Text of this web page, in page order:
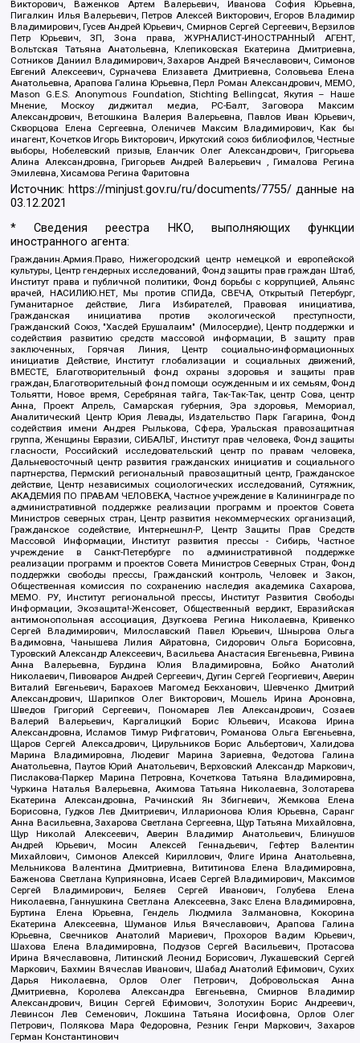
Викторович, Важенков Артем Валерьевич, Иванова София Юрьевна,
Пигалкин Илья Валерьевич, Петров Алексей Викторович, Егоров Владимир
Владимирович, Гусев Андрей Юрьевич, Смирнов Сергей Сергеевич, Верзилов
Петр Юрьевич, ЗП, Зона права, ЖУРНАЛИСТ-ИНОСТРАННЫЙ АГЕНТ,
Вольтская Татьяна Анатольевна, Клепиковская Екатерина Дмитриевна,
Сотников Даниил Владимирович, Захаров Андрей Вячеславович, Симонов
Евгений Алексеевич, Сурначева Елизавета Дмитриевна, Соловьева Елена
Анатольевна, Арапова Галина Юрьевна, Перл Роман Александрович, МЕМО,
Mason G.E.S. Anonymous Foundation, Stichting Bellingcat, Якутия – Наше
Мнение, Москоу диджитал медиа, РС-Балт, Заговора Максим
Александрович, Ветошкина Валерия Валерьевна, Павлов Иван Юрьевич,
Скворцова Елена Сергеевна, Оленичев Максим Владимирович, Как бы
инагент, Кочетков Игорь Викторович, Иркутский союз библиофилов, Честные
выборы, Нобелевский призыв, Еланчик Олег Александрович, Григорьева
Алина Александровна, Григорьев Андрей Валерьевич , Гималова Регина
Эмилевна, Хисамова Регина Фаритовна
Источник: https://minjust.gov.ru/ru/documents/7755/ данные на
03.12.2021
* Сведения реестра НКО, выполняющих функции
иностранного агента:
Гражданин.Армия.Право, Нижегородский центр немецкой и европейской
культуры, Центр гендерных исследований, Фонд защиты прав граждан Штаб,
Институт права и публичной политики, Фонд борьбы с коррупцией, Альянс
врачей, НАСИЛИЮ.НЕТ, Мы против СПИДа, СВЕЧА, Открытый Петербург,
Гуманитарное действие, Лига Избирателей, Правовая инициатива,
Гражданская инициатива против экологической преступности,
Гражданский Союз, "Хасдей Ерушалаим" (Милосердие), Центр поддержки и
содействия развитию средств массовой информации, В защиту прав
заключенных, Горячая Линия, Центр социально-информационных
инициатив Действие, Институт глобализации и социальных движений,
ВМЕСТЕ, Благотворительный фонд охраны здоровья и защиты прав
граждан, Благотворительный фонд помощи осужденным и их семьям, Фонд
Тольятти, Новое время, Серебряная тайга, Так-Так-Так, центр Сова, центр
Анна, Проект Апрель, Самарская губерния, Эра здоровья, Мемориал,
Аналитический Центр Юрия Левады, Издательство Парк Гагарина, Фонд
содействия имени Андрея Рылькова, Сфера, Уральская правозащитная
группа, Женщины Евразии, СИБАЛЬТ, Институт прав человека, Фонд защиты
гласности, Российский исследовательский центр по правам человека,
Дальневосточный центр развития гражданских инициатив и социального
партнерства, Пермский региональный правозащитный центр, Гражданское
действие, Центр независимых социологических исследований, Сутяжник,
АКАДЕМИЯ ПО ПРАВАМ ЧЕЛОВЕКА, Частное учреждение в Калининграде по
административной поддержке реализации программ и проектов Совета
Министров северных стран, Центр развития некоммерческих организаций,
Гражданское содействие, Интернешнл-Р, Центр Защиты Прав Средств
Массовой Информации, Институт развития прессы - Сибирь, Частное
учреждение в Санкт-Петербурге по административной поддержке
реализации программ и проектов Совета Министров Северных Стран, Фонд
поддержки свободы прессы, Гражданский контроль, Человек и Закон,
Общественная комиссия по сохранению наследия академика Сахарова,
МЕМО. РУ, Институт региональной прессы, Институт Развития Свободы
Информации, Экозащита!-Женсовет, Общественный вердикт, Евразийская
антимонопольная ассоциация, Дзугкоева Регина Николаевна, Кривенко
Сергей Владимирович, Милославский Павел Юрьевич, Шнырова Ольга
Вадимовна, Чанышева Лилия Айратовна, Сидорович Ольга Борисовна,
Туровский Александр Алексеевич, Васильева Анастасия Евгеньевна, Ривина
Анна Валерьевна, Бурдина Юлия Владимировна, Бойко Анатолий
Николаевич, Пивоваров Андрей Сергеевич, Дугин Сергей Георгиевич, Аверин
Виталий Евгеньевич, Барахоев Магомед Бекханович, Шевченко Дмитрий
Александрович, Шарипков Олег Викторович, Мошель Ирина Ароновна,
Шведов Григорий Сергеевич, Пономарев Лев Александрович, Созаев
Валерий Валерьевич, Каргалицкий Борис Юльевич, Исакова Ирина
Александровна, Исламов Тимур Рифгатович, Романова Ольга Евгеньевна,
Щаров Сергей Алексадрович, Цирульников Борис Альбертович, Халидова
Марина Владимировна, Людевиг Марина Зариевна, Федотова Галина
Анатольевна, Паутов Юрий Анатольевич, Верховский Александр Маркович,
Пислакова-Паркер Марина Петровна, Кочеткова Татьяна Владимировна,
Чуркина Наталья Валерьевна, Акимова Татьяна Николаевна, Золотарева
Екатерина Александровна, Рачинский Ян Збигневич, Жемкова Елена
Борисовна, Гудков Лев Дмитриевич, Илларионова Юлия Юрьевна, Саранг
Анна Васильевна, Захарова Светлана Сергеевна, Щур Татьяна Михайловна,
Щур Николай Алексеевич, Аверин Владимир Анатольевич, Блинушов
Андрей Юрьевич, Мосин Алексей Геннадьевич, Гефтер Валентин
Михайлович, Симонов Алексей Кириллович, Флиге Ирина Анатольевна,
Мельникова Валентина Дмитриевна, Вититинова Елена Владимировна,
Баженова Светлана Куприяновна, Исаев Сергей Владимирович, Максимов
Сергей Владимирович, Беляев Сергей Иванович, Голубева Елена
Николаевна, Ганнушкина Светлана Алексеевна, Закс Елена Владимировна,
Буртина Елена Юрьевна, Гендель Людмила Залмановна, Кокорина
Екатерина Алексеевна, Шуманов Илья Вячеславович, Арапова Галина
Юрьевна, Свечников Анатолий Мариевич, Прохоров Вадим Юрьевич,
Шахова Елена Владимировна, Подузов Сергей Васильевич, Протасова
Ирина Вячеславовна, Литинский Леонид Борисович, Лукашевский Сергей
Маркович, Бахмин Вячеслав Иванович, Шабад Анатолий Ефимович, Сухих
Дарья Николаевна, Орлов Олег Петрович, Добровольская Анна
Дмитриевна, Королева Александра Евгеньевна, Смирнов Владимир
Александрович, Вицин Сергей Ефимович, Золотухин Борис Андреевич,
Левинсон Лев Семенович, Локшина Татьяна Иосифовна, Орлов Олег
Петрович, Полякова Мара Федоровна, Резник Генри Маркович, Захаров
Герман Константинович